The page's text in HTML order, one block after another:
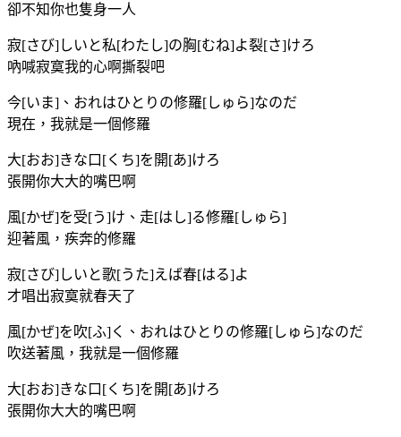
卻不知你也隻身一人
寂[さび]しいと私[わたし]の胸[むね]よ裂[さ]けろ
吶喊寂寞我的心啊撕裂吧
今[いま]、おれはひとりの修羅[しゅら]なのだ
現在，我就是一個修羅
大[おお]きな口[くち]を開[あ]けろ
張開你大大的嘴巴啊
風[かぜ]を受[う]け、走[はし]る修羅[しゅら]
迎著風，疾奔的修羅
寂[さび]しいと歌[うた]えば春[はる]よ
才唱出寂寞就春天了
風[かぜ]を吹[ふ]く、おれはひとりの修羅[しゅら]なのだ
吹送著風，我就是一個修羅
大[おお]きな口[くち]を開[あ]けろ
張開你大大的嘴巴啊